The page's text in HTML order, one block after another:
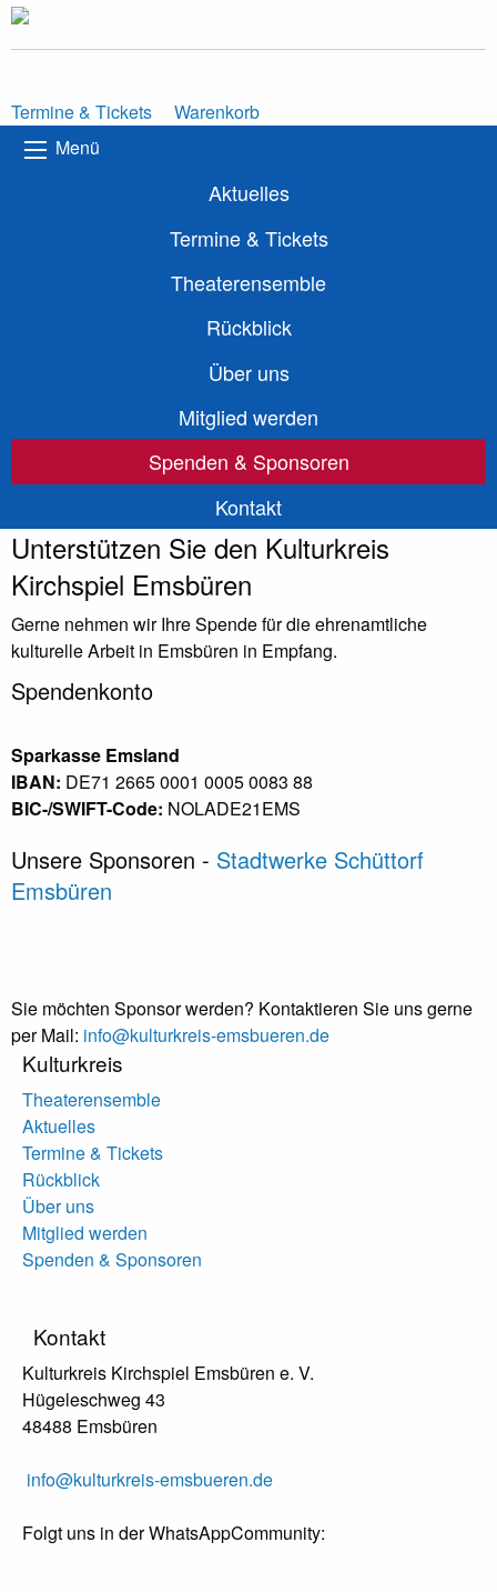
Termine & Tickets
Warenkorb
Menü
Aktuelles
Termine & Tickets
Theaterensemble
Rückblick
Über uns
Mitglied werden
Spenden & Sponsoren
Kontakt
Unterstützen Sie den Kulturkreis
Kirchspiel Emsbüren
Gerne nehmen wir Ihre Spende für die ehrenamtliche
kulturelle Arbeit in Emsbüren in Empfang.
Spendenkonto
Sparkasse Emsland
IBAN: DE71 2665 0001 0005 0083 88
BIC-/SWIFT-Code: NOLADE21EMS
Unsere Sponsoren - Stadtwerke Schüttorf
Emsbüren
Sie möchten Sponsor werden? Kontaktieren Sie uns gerne
per Mail: info@kulturkreis-emsbueren.de
Kulturkreis
Theaterensemble
Aktuelles
Termine & Tickets
Rückblick
Über uns
Mitglied werden
Spenden & Sponsoren
Kontakt
Kulturkreis Kirchspiel Emsbüren e. V.
Hügeleschweg 43
48488 Emsbüren
info@kulturkreis-emsbueren.de
Folgt uns in der WhatsAppCommunity: